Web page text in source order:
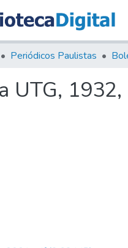
Periódicos Paulistas
UTG, 1932,